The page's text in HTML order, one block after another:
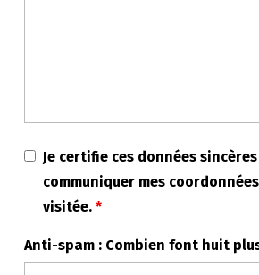
Je certifie ces données
communiquer mes
visitée.*
Anti-spam : Combien font huit